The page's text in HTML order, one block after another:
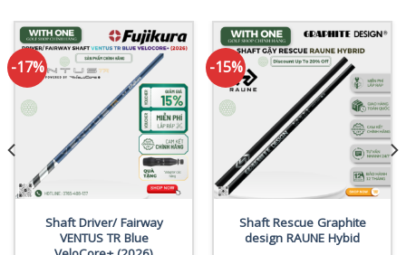
-17%
Shaft Driver/ Fairway
VENTUS TR Blue
-15%
Shaft Rescue Graphite
design RAUNE Hybid